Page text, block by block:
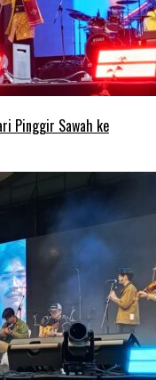
Pinggir Sawah ke